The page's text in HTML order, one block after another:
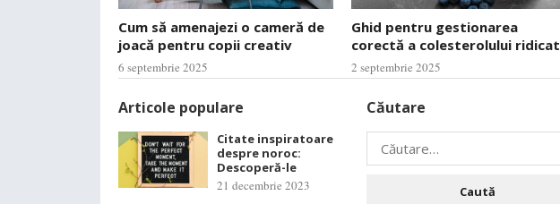
Cum să amenajezi o cameră de
joacă pentru copii creativ
6 septembrie 2025
Ghid pentru gestionarea
corectă a colesterolului ridicat
2 septembrie 2025
Articole populare
Citate inspiratoare
despre noroc:
Descoperă-le
21 decembrie 2023
Căutare
Caută
după: